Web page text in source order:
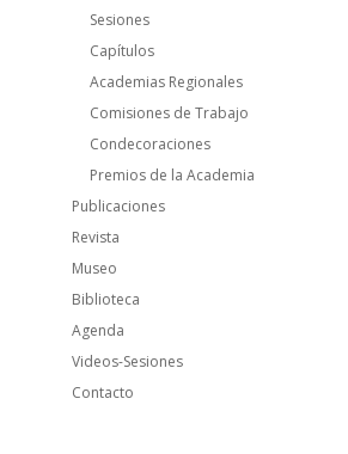
Sesiones
Capítulos
Academias Regionales
Comisiones de Trabajo
Condecoraciones
Premios de la Academia
Publicaciones
Revista
Museo
Biblioteca
Agenda
Videos-Sesiones
Contacto